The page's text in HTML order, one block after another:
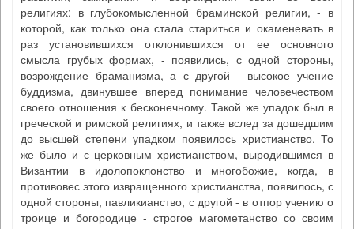
религиях: в глубокомысленной браминской религии, - в
которой, как только она стала стариться и окаменевать в
раз установившихся отклонившихся от ее основного
смысла грубых формах, - появились, с одной стороны,
возрождение браманизма, а с другой - высокое учение
буддизма, двинувшее вперед понимание человечеством
своего отношения к бесконечному. Такой же упадок был в
греческой и римской религиях, и также вслед за дошедшим
до высшей степени упадком появилось христианство. То
же было и с церковным христианством, выродившимся в
Византии в идолопоклонство и многобожие, когда, в
противовес этого извращенного христианства, появилось, с
одной стороны, павликианство, с другой - в отпор учению о
троице и богородице - строгое магометанство со своим